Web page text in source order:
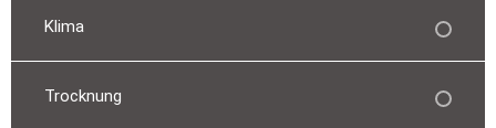
Klima
Trocknung